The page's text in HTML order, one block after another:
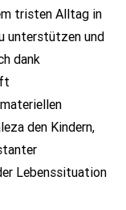
tristen Alltag in
unterstützen und
dank
den Kindern,
Lebenssituation